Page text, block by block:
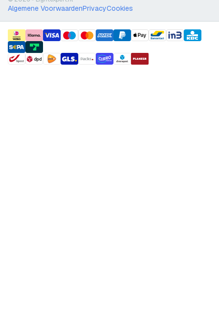
Algemene VoorwaardenPrivacyCookies
payment methods
shipment methods